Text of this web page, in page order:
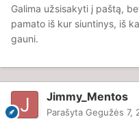
Galima užsisakyti į paštą,
pamato iš kur siuntinys, iš
gauni.
Jimmy_Mentos
Parašyta Gegužės 7,